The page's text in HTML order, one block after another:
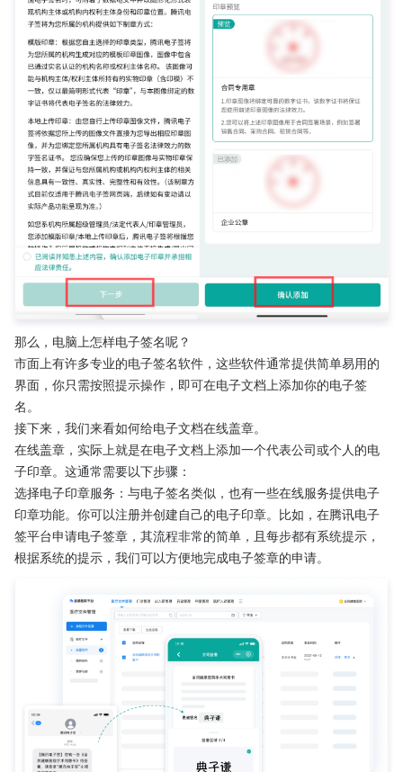
那么，电脑上怎样电子签名呢？
市面上有许多专业的电子签名软件，这些软件通常提供简单易用的
界面，你只需按照提示操作，即可在电子文档上添加你的电子签
名。
接下来，我们来看如何给电子文档在线盖章。
在线盖章，实际上就是在电子文档上添加一个代表公司或个人的电
子印章。这通常需要以下步骤：
选择电子印章服务：与电子签名类似，也有一些在线服务提供电子
印章功能。你可以注册并创建自己的电子印章。比如，在腾讯电子
签平台申请电子签章，其流程非常的简单，且每步都有系统提示，
根据系统的提示，我们可以方便地完成电子签章的申请。